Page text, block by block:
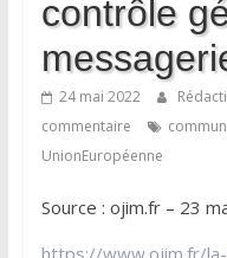
contrôle
24 mai 2022
commentaire
UnionEuropéenne
Source : ojim.fr – 23
https://www.ojim.fr/